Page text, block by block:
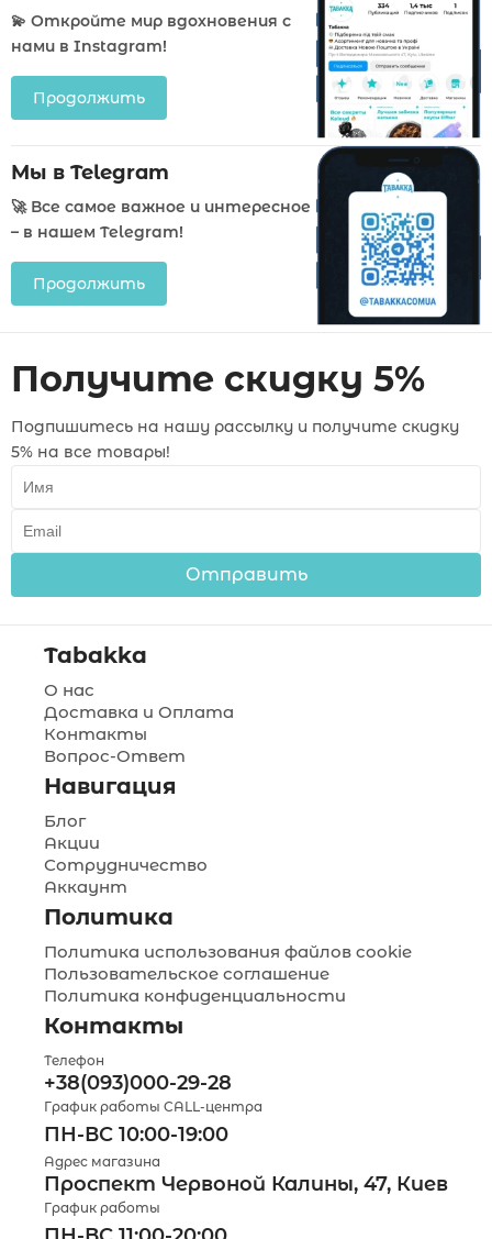
💫 Откройте мир вдохновения с
нами в Instagram!
Продолжить
Мы в Telegram
🚀 Все самое важное и интересное
– в нашем Telegram!
Продолжить
Получите скидку 5%
Подпишитесь на нашу рассылку и получите скидку
5% на все товары!
Отправить
Tabakka
О нас
Доставка и Оплата
Контакты
Вопрос-Ответ
Навигация
Блог
Акции
Сотрудничество
Аккаунт
Политика
Политика использования файлов cookie
Пользовательское соглашение
Политика конфиденциальности
Контакты
Телефон
+38(093)000-29-28
График работы CALL-центра
ПН-ВС 10:00-19:00
Адрес магазина
Проспект Червоной Калины, 47, Киев
График работы